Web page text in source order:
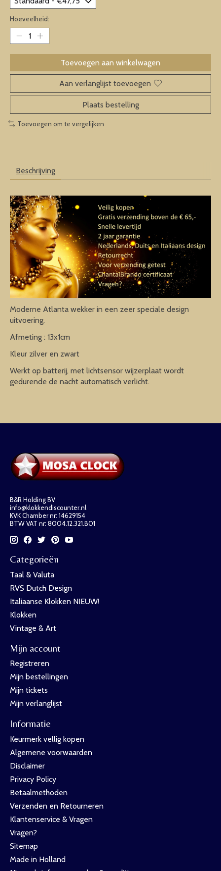
Hoeveelheid:
Toevoegen aan winkelwagen
Aan verlanglijst toevoegen
Plaats bestelling
Toevoegen om te vergelijken
Beschrijving
Moderne Atlanta wekker in een zeer speciale design
uitvoering.
Afmeting : 13x1cm
Kleur zilver en zwart
Werkt op batterij, met lichtsensor wijzerplaat wordt
gedurende de nacht automatisch verlicht.
B&R Holding BV
info@klokkendiscounter.nl
KVK Chamber nr: 14629154
BTW VAT nr: 8004.12.321.B01
Categorieën
Taal & Valuta
RVS Dutch Design
Italiaanse Klokken NIEUW!
Klokken
Vintage & Art
Mijn account
Registreren
Mijn bestellingen
Mijn tickets
Mijn verlanglijst
Informatie
Keurmerk vellig kopen
Algemene voorwaarden
Disclaimer
Privacy Policy
Betaalmethoden
Verzenden en Retourneren
Klantenservice & Vragen
Vragen?
Sitemap
Made in Holland